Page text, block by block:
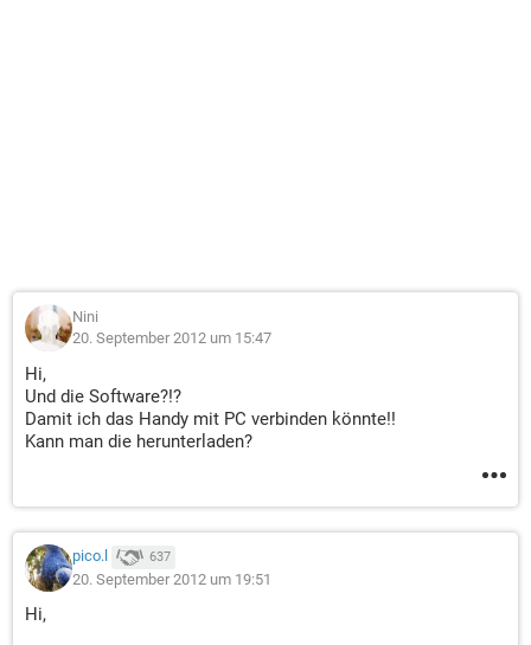
Nini
20. September 2012 um 15:47
Hi,
Und die Software?!?
Damit ich das Handy mit PC verbinden könnte!!
Kann man die herunterladen?
pico.l 637
20. September 2012 um 19:51
Hi,